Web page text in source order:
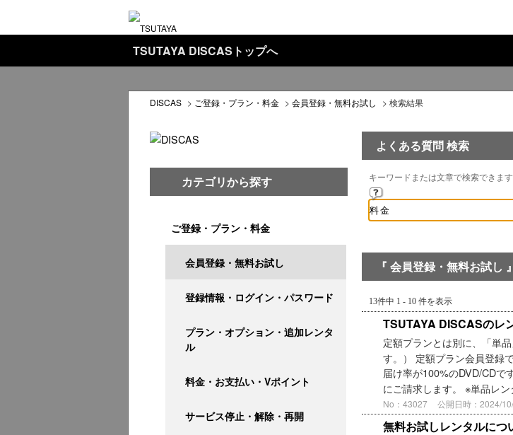
TSUTAYA DISCASトップへ
DISCAS > ご登録・プラン・料金 > 会員登録・無料お試し > 検索結果
カテゴリから探す
ご登録・プラン・料金
会員登録・無料お試し
登録情報・ログイン・パスワード
プラン・オプション・追加レンタ
ル
料金・お支払い・Vポイント
サービス停止・解除・再開
よくある質問 検索
キーワードまたは文章で検索できま
『 会員登録・無料お試し
13件中 1 - 10 件を表示
TSUTAYA DISCASのレ
定額プランとは別に、「単
す。） 定額プラン会員登録
届け率が100%のDVD/CDで
にご請求します。 ※単品レ
No：43027 公開日時：2024/
無料お試しレンタルにつ